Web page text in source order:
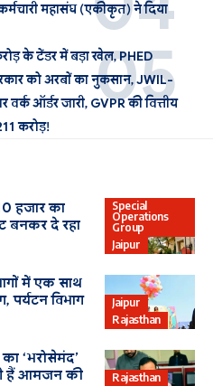
महासंघ (एकीकृत) ने दिया
के टेंडर में बड़ा खेल, PHED
को अरबों का नुकसान, JWIL-
ऑर्डर जारी, GVPR की वित्तीय
करोड़!
Special
Operations
Group
Jaipur
10 हजार का
बनकर दे रहा
Jaipur
Rajasthan
में एक साथ
पर्यटन विभाग
Rajasthan
‘भरोसेमंद’
हैं आमजन की